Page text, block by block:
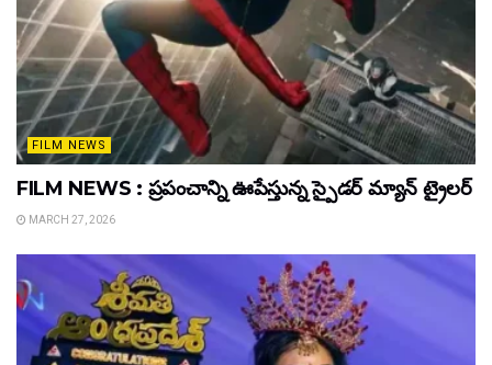
FILM NEWS
FILM NEWS : ప్రపంచాన్ని ఊపేస్తున్న స్పైడర్ మ్యాన్ ట్రైలర్
MARCH 27, 2026